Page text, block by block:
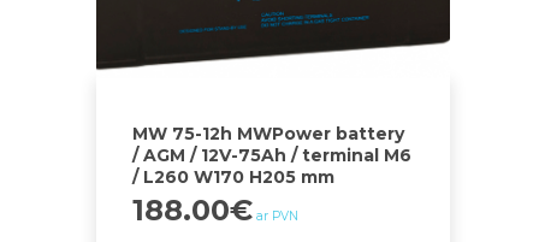
MW 75-12h MWPower battery
/ AGM / 12V-75Ah / terminal M6
/ L260 W170 H205 mm
188.00€ ar PVN